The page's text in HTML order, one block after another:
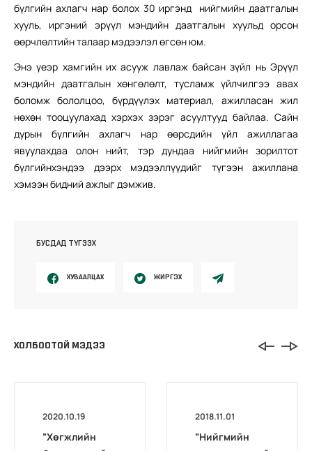
бүлгийн ахлагч нар болох 30 иргэнд нийгмийн даатгалын
хууль, иргэний эрүүл мэндийн даатгалын хуульд орсон
өөрчлөлтийн талаар мэдээлэл өгсөн юм.
Энэ үеэр хамгийн их асууж лавлаж байсан зүйл нь Эрүүл
мэндийн даатгалын хөнгөлөлт, тусламж үйлчилгээ авах
боломж бололцоо, бүрдүүлэх материал, ажилласан жил
нөхөн тооцуулахад хэрхэх зэрэг асуултууд байлаа. Сайн
дурын бүлгийн ахлагч нар өөрсдийн үйл ажиллагаа
явуулахдаа олон нийт, тэр дундаа нийгмийн зорилтот
бүлгийнхэндээ дээрх мэдээллүүдийг түгээн ажиллана
хэмээн бидний ажлыг дэмжив.
БУСДАД ТҮГЭЭХ
ХУВААЛЦАХ ЖИРГЭХ
ХОЛБООТОЙ МЭДЭЭ
2020.10.19
“Хөгжлийн
2018.11.01
“Нийгмийн